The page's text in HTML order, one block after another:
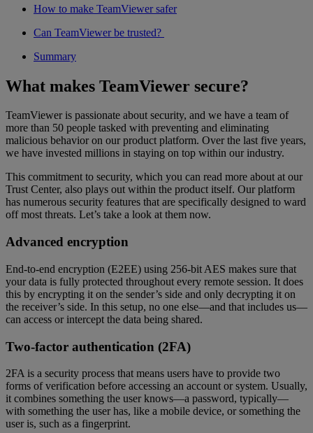
How to make TeamViewer safer
Can TeamViewer be trusted?
Summary
What makes TeamViewer secure?
TeamViewer is passionate about security, and we have a team of
more than 50 people tasked with preventing and eliminating
malicious behavior on our product platform. Over the last five years,
we have invested millions in staying on top within our industry.
This commitment to security, which you can read more about at our
Trust Center, also plays out within the product itself. Our platform
has numerous security features that are specifically designed to ward
off most threats. Let’s take a look at them now.
Advanced encryption
End-to-end encryption (E2EE) using 256-bit AES makes sure that
your data is fully protected throughout every remote session. It does
this by encrypting it on the sender’s side and only decrypting it on
the receiver’s side. In this setup, no one else—and that includes us—
can access or intercept the data being shared.
Two-factor authentication (2FA)
2FA is a security process that means users have to provide two
forms of verification before accessing an account or system. Usually,
it combines something the user knows—a password, typically—
with something the user has, like a mobile device, or something the
user is, such as a fingerprint.